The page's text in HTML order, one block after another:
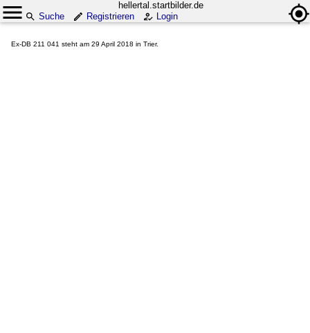
hellertal.startbilder.de
Suche
Registrieren Login
Ex-DB 211 041 steht am 29 April 2018 in Trier.